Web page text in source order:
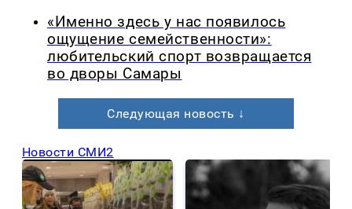
«Именно здесь у нас появилось
ощущение семейственности»:
любительский спорт возвращается
во дворы Самары
Следующая новость ↓
Новости СМИ2